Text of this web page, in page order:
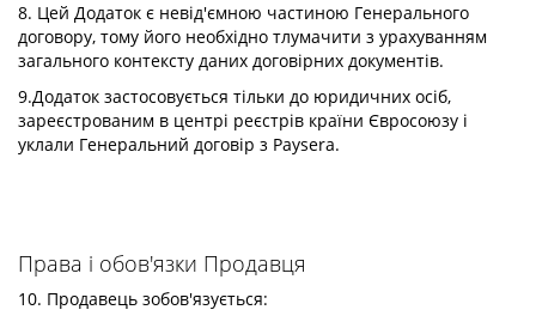
8. Цей Додаток є невід'ємною частиною Генерального
договору, тому його необхідно тлумачити з урахуванням
загального контексту даних договірних документів.
9.Додаток застосовується тільки до юридичних осіб,
зареєстрованим в центрі реєстрів країни Євросоюзу і
уклали Генеральний договір з Paysera.
Права і обов'язки Продавця
10. Продавець зобов'язується: